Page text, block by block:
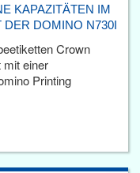
KAPAZITÄTEN IM
DER DOMINO N730I
Crown
mit einer
Printing